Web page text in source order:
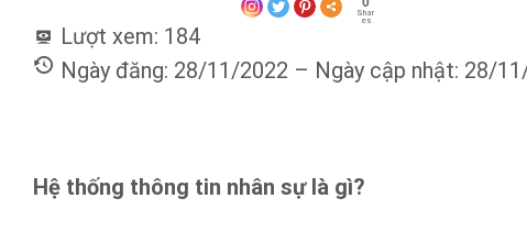
Shar
es
Lượt xem: 184
Ngày đăng: 28/11/2022 – Ngày cập nhật: 28/
Hệ thống thông tin nhân sự là gì?